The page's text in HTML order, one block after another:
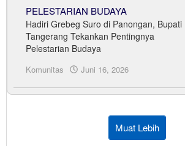
PELESTARIAN BUDAYA
Hadiri Grebeg Suro di Panongan, Bupati
Tangerang Tekankan Pentingnya
Pelestarian Budaya
Komunitas Juni 16, 2026
Muat Lebih